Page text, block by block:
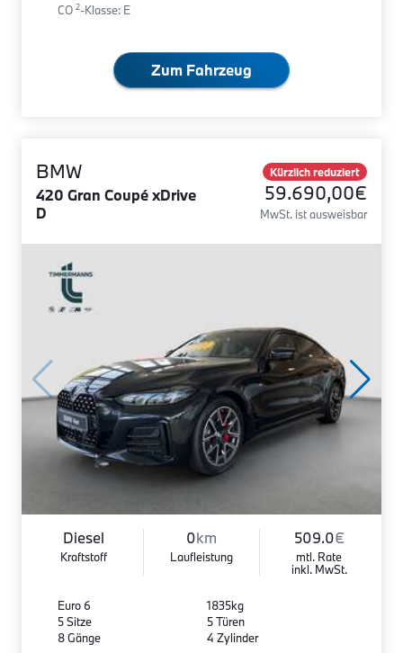
CO 2-Klasse: E
Zum Fahrzeug
BMW
420 Gran Coupé xDrive
D
Kürzlich reduziert
59.690,00€
MwSt. ist ausweisbar
Diesel
Kraftstoff
0km
Laufleistung
509.0€
mtl. Rate
inkl. MwSt.
Euro 6
5 Sitze
8 Gänge
1835kg
5 Türen
4 Zylinder